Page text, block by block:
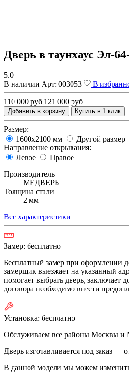
Дверь в таунхаус Эл-
5.0
В наличии Арт: 003053 В
110 000 руб 121 000 руб
Добавить в корзину Купить в 1 клик
Размер:
1600х2100 мм
Другой размер
Направление открывания:
Левое
Правое
Производитель
МЕДВЕРЬ
Толщина стали
2 мм
Все характеристики
Замер: бесплатно
Бесплатный замер при оформлении
замерщик выезжает на указанный
помогает выбрать дверь, заключает
договора необходимо внести
Установка: бесплатно
Обслуживаем все районы Москвы
Дверь изготавливается под заказ —
В данной модели мы можем